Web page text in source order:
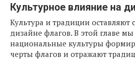
Культурное влияние на
Культура и традиции оставляют
дизайне флагов. В этой главе
национальные культуры
черты флагов и отражают